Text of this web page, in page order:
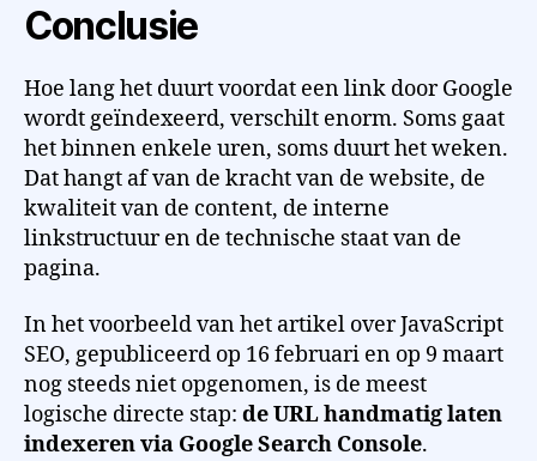
Conclusie
Hoe lang het duurt voordat een link door Google
wordt geïndexeerd, verschilt enorm. Soms gaat
het binnen enkele uren, soms duurt het weken.
Dat hangt af van de kracht van de website, de
kwaliteit van de content, de interne
linkstructuur en de technische staat van de
pagina.
In het voorbeeld van het artikel over JavaScript
SEO, gepubliceerd op 16 februari en op 9 maart
nog steeds niet opgenomen, is de meest
logische directe stap: de URL handmatig laten
indexeren via Google Search Console.